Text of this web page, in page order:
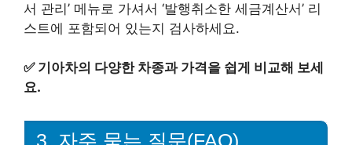
서 관리’ 메뉴로 가셔서 ‘발행취소한 세금계산서’ 리
스트에 포함되어 있는지 검사하세요.
✅ 기아차의 다양한 차종과 가격을 쉽게 비교해 보세
요.
3. 자주 묻는 질문(FAQ)